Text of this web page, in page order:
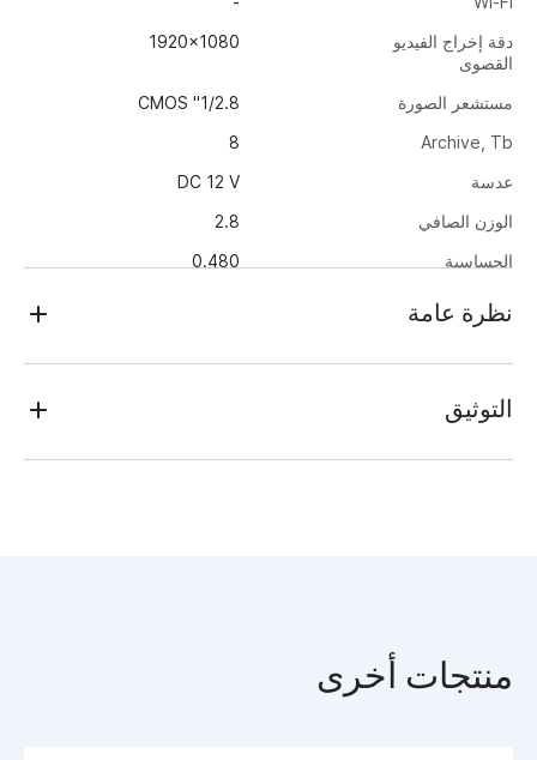
دقة إخراج الفيديو
القصوى
1920x1080
مستشعر الصورة
1/2.8" CMOS
Archive, Tb
8
عدسة
DC 12 V
الوزن الصافي
2.8
الحساسية
0.480
التخزين المحلي
Power PoE
درجة حرارة العمل
-40°C … +60°C
نظرة عامة
مستشعر ضوء شديد الحساسية (0.0015 لوكس) مقاس 1/2.8 بوصة،
مترًا، الأمر الذي يتيح بث فيديو ملون على مدار الساعة. مخصصة
الكاميرا بتفعيل وظيفة تسجيل الأرشيف عند إشارة كاشف الحركة.
يمكن الاطلاع على الأرشيف المسجل باستخدام تطبيق TRASSIR-
التوثيق
منتجات أخرى